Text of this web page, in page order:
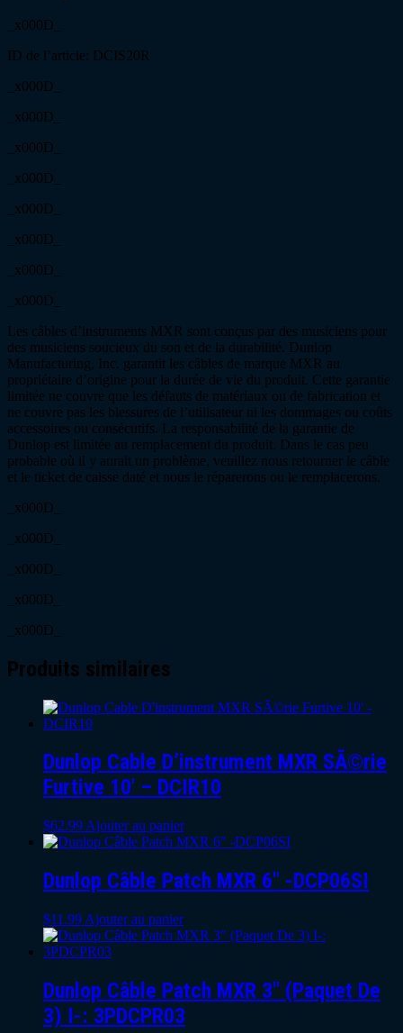
_x000D_
ID de l’article: DCIS20R
_x000D_
_x000D_
_x000D_
_x000D_
_x000D_
_x000D_
_x000D_
_x000D_
Les câbles d’instruments MXR sont conçus par des musiciens pour
des musiciens soucieux du son et de la durabilité. Dunlop
Manufacturing, Inc. garantit les câbles de marque MXR au
propriétaire d’origine pour la durée de vie du produit. Cette garantie
limitée ne couvre que les défauts de matériaux ou de fabrication et
ne couvre pas les blessures de l’utilisateur ni les dommages ou coûts
accessoires ou consécutifs. La responsabilité de la garantie de
Dunlop est limitée au remplacement du produit. Dans le cas peu
probable où il y aurait un problème, veuillez nous retourner le câble
et le ticket de caisse daté et nous le réparerons ou le remplacerons.
_x000D_
_x000D_
_x000D_
_x000D_
_x000D_
Produits similaires
Dunlop Cable D’instrument MXR SÃ©rie
Furtive 10′ – DCIR10
$62.99 Ajouter au panier
Dunlop Câble Patch MXR 6″ -DCP06SI
$11.99 Ajouter au panier
Dunlop Câble Patch MXR 3″ (Paquet De
3) I-: 3PDCPR03